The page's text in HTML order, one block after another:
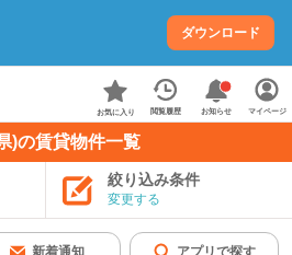
ダウンロード
お気に入り 閲覧履歴 お知らせ マイページ
)の賃貸物件一覧
絞り込み条件
変更する
新着通知 アプリで探す